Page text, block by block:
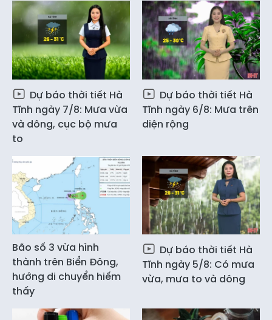
Dự báo thời tiết Hà
Tĩnh ngày 7/8: Mưa vừa
và dông, cục bộ mưa
to
Dự báo thời tiết Hà
Tĩnh ngày 6/8: Mưa trên
diện rộng
Bão số 3 vừa hình
thành trên Biển Đông,
hướng di chuyển hiếm
thấy
Dự báo thời tiết Hà
Tĩnh ngày 5/8: Có mưa
vừa, mưa to và dông